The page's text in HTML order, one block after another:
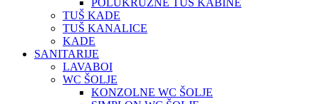
POLUKRUŽNE TUŠ KABINE
TUŠ KADE
TUŠ KANALICE
KADE
SANITARIJE
LAVABOI
WC ŠOLJE
KONZOLNE WC ŠOLJE